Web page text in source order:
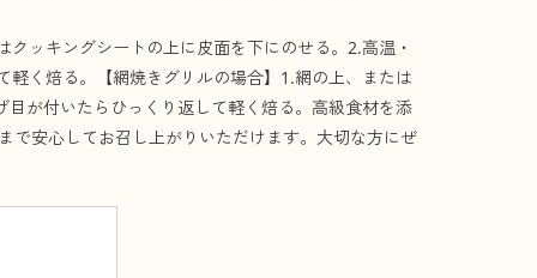
ッキングシートの上に皮面を下にのせる。2.高温・
く焙る。【網焼きグリルの場合】1.網の上、または
が付いたらひっくり返して軽く焙る。高級食材を添
で安心してお召し上がりいただけます。大切な方にぜ